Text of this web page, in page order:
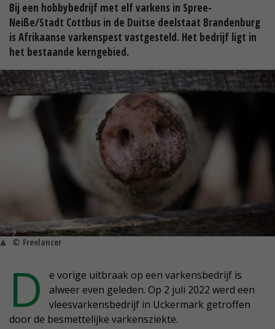
Bij een hobbybedrijf met elf varkens in Spree-
Neiße/Stadt Cottbus in de Duitse deelstaat Brandenburg
is Afrikaanse varkenspest vastgesteld. Het bedrijf ligt in
het bestaande kerngebied.
© Freelancer
D
e vorige uitbraak op een varkensbedrijf is
alweer even geleden. Op 2 juli 2022 werd een
vleesvarkensbedrijf in Uckermark getroffen
door de besmettelijke varkensziekte.